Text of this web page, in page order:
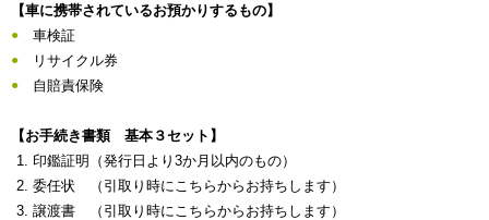
【車に携帯されているお預かりするもの】
車検証
リサイクル券
自賠責保険
【お手続き書類 基本３セット】
印鑑証明（発行日より3か月以内のもの）
委任状 （引取り時にこちらからお持ちします）
譲渡書 （引取り時にこちらからお持ちします）